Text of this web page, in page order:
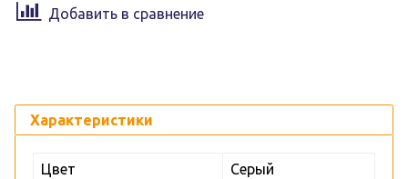
Добавить в сравнение
Характеристики
Цвет
Серый